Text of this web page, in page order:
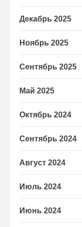
Декабрь 2025
Ноябрь 2025
Сентябрь 2025
Май 2025
Октябрь 2024
Сентябрь 2024
Август 2024
Июль 2024
Июнь 2024